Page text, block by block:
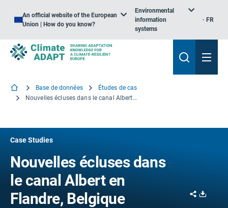
An official website of the European
Union | How do you know?
Environmental
information
systems
FR
Base de données
Études de cas
Nouvelles écluses dans le canal Albert en Flandre, Belgique
Case Studies
Nouvelles écluses dans
le canal Albert en
Flandre, Belgique
Share